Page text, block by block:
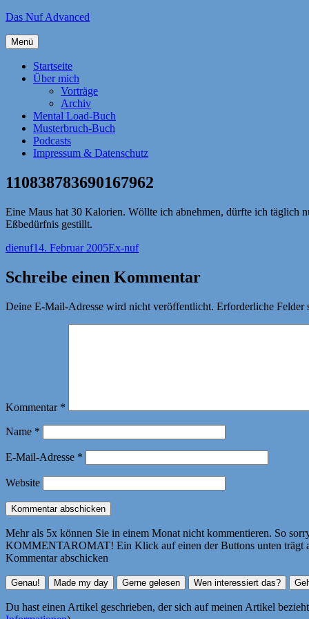
Zum
springen
Das Nuf Advanced
Menü
Startseite
Über mich
Vorträge
Archiv
Mental Load-Buch
Musterbruch-Buch
Podcasts
Impressum & Datenschutz
110838783690167962
Eine Maus hat 30 Kalorien. Wöllte ich abnehmen, dürfte ich täglich
Eßbedürfnis gestillt.
Autor
dienufVeröffentlicht
14. Februar 2005Kategorien
Ex-nuf
Schreibe einen Kommentar
Deine E-Mail-Adresse wird nicht veröffentlicht. Erforderliche Felder
Kommentar *
Name *
E-Mail-Adresse *
Website
Mehr als 5x können Sie in einem Monat nicht kommentieren. So
KOMMENTAROMAT! Ein Klick auf einen der Buttons unten trägt
Kommentar abschicken
Du hast einen Artikel geschrieben, der sich auf meinen Artikel